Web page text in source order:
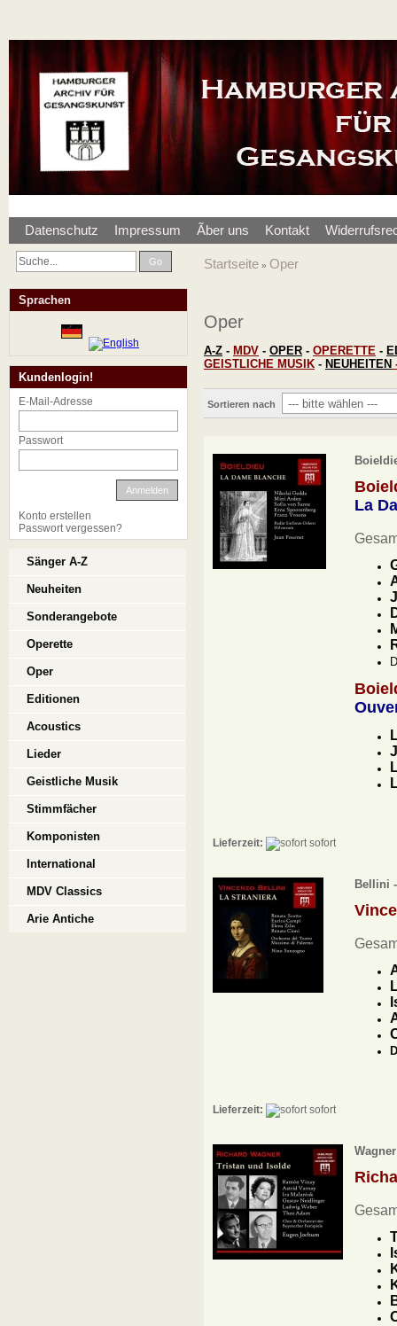
Datenschutz Impressum Ãber uns Kontakt
Go Startseite » Oper
Oper
A-Z - MDV - OPER - OPERETTE -
GEISTLICHE MUSIK - NEUHEITEN
Sortieren nach
La
Lieferzeit: sofort
Bellini
Lieferzeit: sofort
Sprachen
Kundenlogin!
E-Mail-Adresse
Passwort
Anmelden
Konto erstellen
Passwort vergessen?
Sänger A-Z
Neuheiten
Sonderangebote
Operette
Oper
Editionen
Acoustics
Lieder
Geistliche Musik
Stimmfächer
Komponisten
International
MDV Classics
Arie Antiche